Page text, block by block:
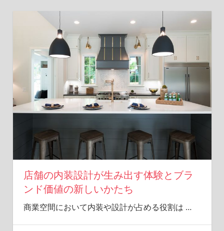
店舗の内装設計が生み出す体験とブラ
ンド価値の新しいかたち
商業空間において内装や設計が占める役割は …